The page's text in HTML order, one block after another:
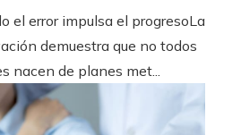
el error impulsa el progresoLa
demuestra que no todos
nacen de planes met...